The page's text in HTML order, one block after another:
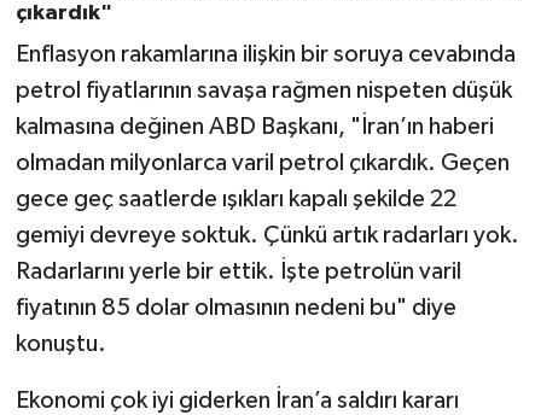
çıkardık"
Enflasyon rakamlarına ilişkin bir soruya cevabında
petrol fiyatlarının savaşa rağmen nispeten düşük
kalmasına değinen ABD Başkanı, "İran’ın haberi
olmadan milyonlarca varil petrol çıkardık. Geçen
gece geç saatlerde ışıkları kapalı şekilde 22
gemiyi devreye soktuk. Çünkü artık radarları yok.
Radarlarını yerle bir ettik. İşte petrolün varil
fiyatının 85 dolar olmasının nedeni bu" diye
konuştu.
Ekonomi çok iyi giderken İran’a saldırı kararı